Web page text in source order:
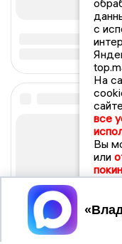
с
На
все
Вы
или